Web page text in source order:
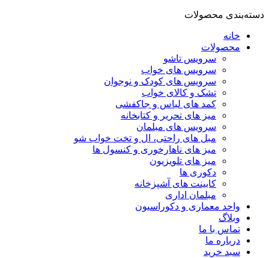
دسته‌بندی محصولات
خانه
محصولات
سرویس تاشو
سرویس های خواب
سرویس های کودک و نوجوان
تشک و کالای خواب
کمد های لباس و جاکفشی
میز های تحریر و کتابخانه
سرویس های مبلمان
مبل های راحتی، ال و تخت خواب شو
میز های ناهارخوری و کنسول ها
میز های تلویزیون
دکوری ها
کابینت های آشپزخانه
مبلمان اداری
واحد معماری و دکوراسیون
وبلاگ
تماس با ما
درباره ما
سبد خرید